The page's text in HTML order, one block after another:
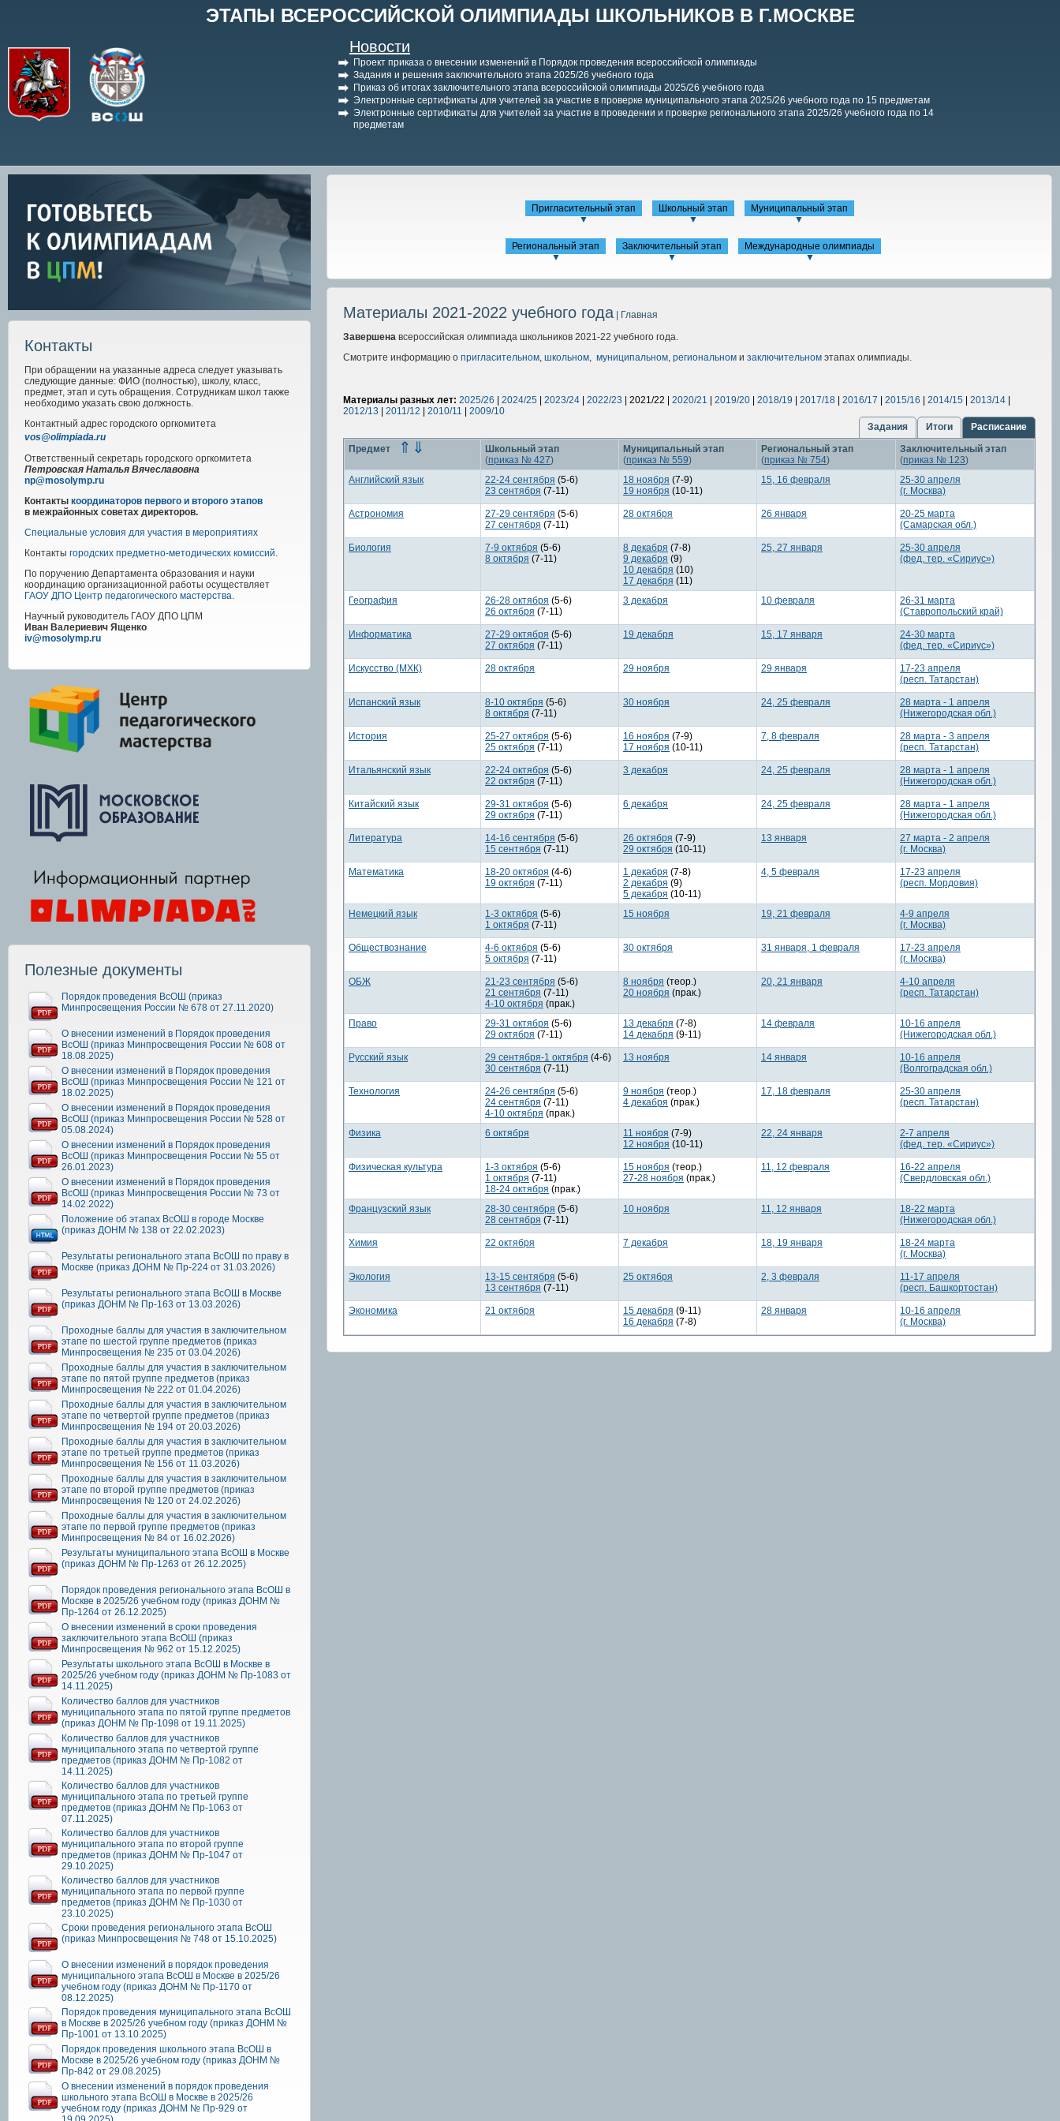
ЭТАПЫ ВСЕРОССИЙСКОЙ ОЛИМПИАДЫ ШКОЛЬНИКОВ В Г.МОСКВЕ
Новости
Проект приказа о внесении изменений в Порядок проведения всероссийской олимпиады
Задания и решения заключительного этапа 2025/26 учебного года
Приказ об итогах заключительного этапа всероссийской олимпиады 2025/26 учебного года
Электронные сертификаты для учителей за участие в проверке муниципального этапа 2025/26 учебного года по 15 предметам
Электронные сертификаты для учителей за участие в проведении и проверке регионального этапа 2025/26 учебного года по 14
предметам
Контакты
При обращении на указанные адреса следует указывать
следующие данные: ФИО (полностью), школу, класс,
предмет, этап и суть обращения. Сотрудникам школ также
необходимо указать свою должность.
Контактный адрес городского оргкомитета
vos@olimpiada.ru
Ответственный секретарь городского оргкомитета
Петровская Наталья Вячеславовна
np@mosolymp.ru
Контакты координаторов первого и второго этапов
в межрайонных советах директоров.
Специальные условия для участия в мероприятиях
Контакты городских предметно-методических комиссий.
По поручению Департамента образования и науки
координацию организационной работы осуществляет
ГАОУ ДПО Центр педагогического мастерства.
Научный руководитель ГАОУ ДПО ЦПМ
Иван Валериевич Ященко
iv@mosolymp.ru
Полезные документы
Порядок проведения ВсОШ (приказ
Минпросвещения России № 678 от 27.11.2020)
О внесении изменений в Порядок проведения
ВсОШ (приказ Минпросвещения России № 608 от
18.08.2025)
О внесении изменений в Порядок проведения
ВсОШ (приказ Минпросвещения России № 121 от
18.02.2025)
О внесении изменений в Порядок проведения
ВсОШ (приказ Минпросвещения России № 528 от
05.08.2024)
О внесении изменений в Порядок проведения
ВсОШ (приказ Минпросвещения России № 55 от
26.01.2023)
О внесении изменений в Порядок проведения
ВсОШ (приказ Минпросвещения России № 73 от
14.02.2022)
Положение об этапах ВсОШ в городе Москве
(приказ ДОНМ № 138 от 22.02.2023)
Результаты регионального этапа ВсОШ по праву в
Москве (приказ ДОНМ № Пр-224 от 31.03.2026)
Результаты регионального этапа ВсОШ в Москве
(приказ ДОНМ № Пр-163 от 13.03.2026)
Проходные баллы для участия в заключительном
этапе по шестой группе предметов (приказ
Минпросвещения № 235 от 03.04.2026)
Проходные баллы для участия в заключительном
этапе по пятой группе предметов (приказ
Минпросвещения № 222 от 01.04.2026)
Проходные баллы для участия в заключительном
этапе по четвертой группе предметов (приказ
Минпросвещения № 194 от 20.03.2026)
Проходные баллы для участия в заключительном
этапе по третьей группе предметов (приказ
Минпросвещения № 156 от 11.03.2026)
Проходные баллы для участия в заключительном
этапе по второй группе предметов (приказ
Минпросвещения № 120 от 24.02.2026)
Проходные баллы для участия в заключительном
этапе по первой группе предметов (приказ
Минпросвещения № 84 от 16.02.2026)
Результаты муниципального этапа ВсОШ в Москве
(приказ ДОНМ № Пр-1263 от 26.12.2025)
Порядок проведения регионального этапа ВсОШ в
Москве в 2025/26 учебном году (приказ ДОНМ №
Пр-1264 от 26.12.2025)
О внесении изменений в сроки проведения
заключительного этапа ВсОШ (приказ
Минпросвещения № 962 от 15.12.2025)
Результаты школьного этапа ВсОШ в Москве в
2025/26 учебном году (приказ ДОНМ № Пр-1083 от
14.11.2025)
Количество баллов для участников
муниципального этапа по пятой группе предметов
(приказ ДОНМ № Пр-1098 от 19.11.2025)
Количество баллов для участников
муниципального этапа по четвертой группе
предметов (приказ ДОНМ № Пр-1082 от
14.11.2025)
Количество баллов для участников
муниципального этапа по третьей группе
предметов (приказ ДОНМ № Пр-1063 от
07.11.2025)
Количество баллов для участников
муниципального этапа по второй группе
предметов (приказ ДОНМ № Пр-1047 от
29.10.2025)
Количество баллов для участников
муниципального этапа по первой группе
предметов (приказ ДОНМ № Пр-1030 от
23.10.2025)
Сроки проведения регионального этапа ВсОШ
(приказ Минпросвещения № 748 от 15.10.2025)
О внесении изменений в порядок проведения
муниципального этапа ВсОШ в Москве в 2025/26
учебном году (приказ ДОНМ № Пр-1170 от
08.12.2025)
Порядок проведения муниципального этапа ВсОШ
в Москве в 2025/26 учебном году (приказ ДОНМ №
Пр-1001 от 13.10.2025)
Порядок проведения школьного этапа ВсОШ в
Москве в 2025/26 учебном году (приказ ДОНМ №
Пр-842 от 29.08.2025)
О внесении изменений в порядок проведения
школьного этапа ВсОШ в Москве в 2025/26
учебном году (приказ ДОНМ № Пр-929 от
Пригласительный этап
▼
Школьный этап
▼
Муниципальный этап
▼
Региональный этап
▼
Заключительный этап
▼
Международные олимпиады
▼
Материалы 2021-2022 учебного года | Главная
Завершена всероссийская олимпиада школьников 2021-22 учебного года.
Смотрите информацию о пригласительном, школьном, муниципальном, региональном и заключительном этапах олимпиады.
Материалы разных лет: 2025/26 2024/25 2023/24 2022/23 | 2021/22 | 2020/21 2019/20 2018/19 2017/18 2016/17 2015/16 2014/15 2013/14
2012/13
2011/12 2010/11
2009/10
Расписание
Итоги
Задания
Предмет
⇑ ⇓
Школьный этап
(приказ № 427)
Муниципальный этап
(приказ № 559)
Региональный этап
(приказ № 754)
Заключительный этап
(приказ № 123)
Английский язык
22-24 сентября (5-6)
23 сентября (7-11)
18 ноября (7-9)
19 ноября (10-11)
15, 16 февраля
25-30 апреля
(г. Москва)
Астрономия 27-29 сентября (5-6)
27 сентября (7-11)
28 октября 26 января
20-25 марта
(Самарская обл.)
Биология 7-9 октября (5-6)
8 октября (7-11)
8 декабря (7-8)
9 декабря (9)
10 декабря (10)
17 декабря (11)
25, 27 января
25-30 апреля
(фед. тер. «Сириус»)
География 26-28 октября (5-6)
26 октября (7-11)
3 декабря 10 февраля
26-31 марта
(Ставропольский край)
Информатика 27-29 октября (5-6)
27 октября (7-11)
19 декабря 15, 17 января
24-30 марта
(фед. тер. «Сириус»)
Искусство (МХК) 28 октября 29 ноября 29 января
17-23 апреля
(респ. Татарстан)
Испанский язык 8-10 октября (5-6)
8 октября (7-11)
30 ноября 24, 25 февраля
28 марта - 1 апреля
(Нижегородская обл.)
История 25-27 октября (5-6)
25 октября (7-11)
16 ноября (7-9)
17 ноября (10-11)
7, 8 февраля
28 марта - 3 апреля
(респ. Татарстан)
Итальянский язык 22-24 октября (5-6)
22 октября (7-11)
3 декабря 24, 25 февраля
28 марта - 1 апреля
(Нижегородская обл.)
Китайский язык 29-31 октября (5-6)
29 октября (7-11)
6 декабря 24, 25 февраля
28 марта - 1 апреля
(Нижегородская обл.)
Литература 14-16 сентября (5-6)
15 сентября (7-11)
26 октября (7-9)
29 октября (10-11)
13 января
27 марта - 2 апреля
(г. Москва)
Математика 18-20 октября (4-6)
19 октября (7-11)
1 декабря (7-8)
2 декабря (9)
5 декабря (10-11)
4, 5 февраля
17-23 апреля
(респ. Мордовия)
Немецкий язык 1-3 октября (5-6)
1 октября (7-11)
15 ноября 19, 21 февраля
4-9 апреля
(г. Москва)
Обществознание 4-6 октября (5-6)
5 октября (7-11)
30 октября 31 января, 1 февраля
17-23 апреля
(г. Москва)
ОБЖ 21-23 сентября (5-6)
21 сентября (7-11)
4-10 октября (прак.)
8 ноября (теор.)
20 ноября (прак.)
20, 21 января
4-10 апреля
(респ. Татарстан)
Право 29-31 октября (5-6)
29 октября (7-11)
13 декабря (7-8)
14 декабря (9-11)
14 февраля
10-16 апреля
(Нижегородская обл.)
Русский язык 29 сентября-1 октября (4-6)
30 сентября (7-11)
13 ноября 14 января
10-16 апреля
(Волгоградская обл.)
Технология 24-26 сентября (5-6)
24 сентября (7-11)
4-10 октября (прак.)
9 ноября (теор.)
4 декабря (прак.)
17, 18 февраля
25-30 апреля
(респ. Татарстан)
Физика 6 октября 11 ноября (7-9)
12 ноября (10-11)
22, 24 января
2-7 апреля
(фед. тер. «Сириус»)
Физическая культура 1-3 октября (5-6)
1 октября (7-11)
18-24 октября (прак.)
15 ноября (теор.)
27-28 ноября (прак.)
11, 12 февраля
16-22 апреля
(Свердловская обл.)
Французский язык 28-30 сентября (5-6)
28 сентября (7-11)
10 ноября 11, 12 января
18-22 марта
(Нижегородская обл.)
Химия 22 октября 7 декабря 18, 19 января
18-24 марта
(г. Москва)
Экология 13-15 сентября (5-6)
13 сентября (7-11)
25 октября 2, 3 февраля
11-17 апреля
(респ. Башкортостан)
Экономика 21 октября 15 декабря (9-11)
16 декабря (7-8)
28 января
10-16 апреля
(г. Москва)